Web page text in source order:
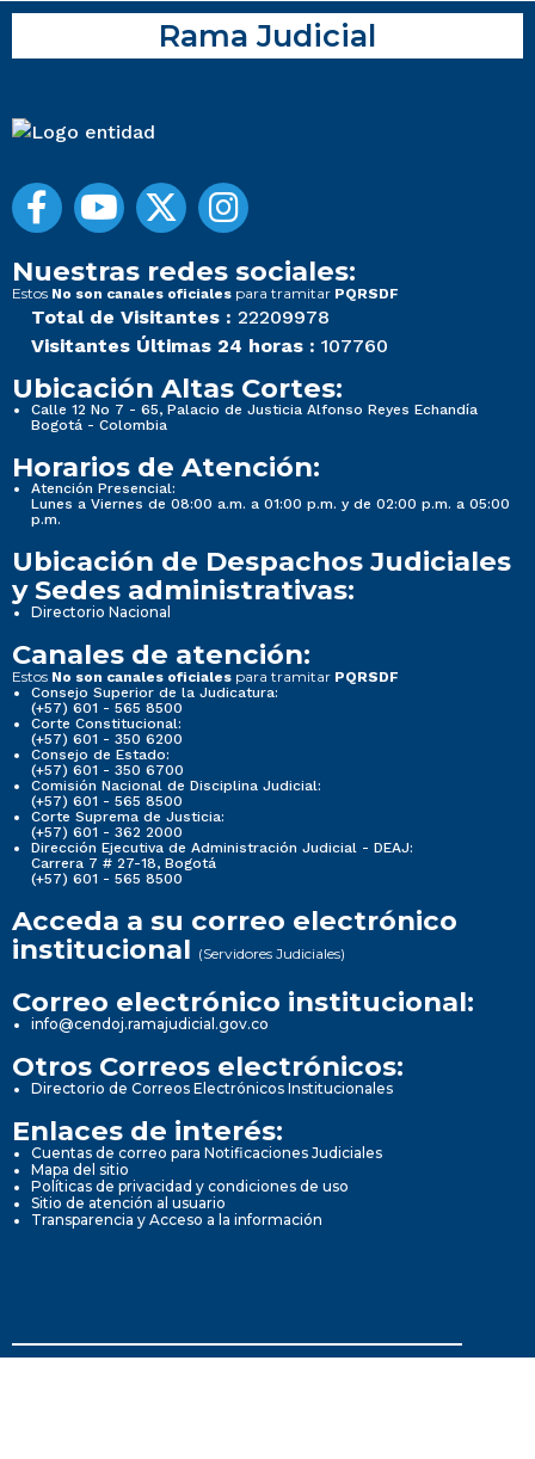
Rama Judicial
Nuestras redes sociales:
Estos No son canales oficiales para tramitar PQRSDF
Total de Visitantes : 22209978
Visitantes Últimas 24 horas : 107760
Ubicación Altas Cortes:
Calle 12 No 7 - 65, Palacio de Justicia Alfonso Reyes Echandía
Bogotá - Colombia
Horarios de Atención:
Atención Presencial:
Lunes a Viernes de 08:00 a.m. a 01:00 p.m. y de 02:00 p.m. a 05:00
p.m.
Ubicación de Despachos Judiciales
y Sedes administrativas:
Directorio Nacional
Canales de atención:
Estos No son canales oficiales para tramitar PQRSDF
Consejo Superior de la Judicatura:
(+57) 601 - 565 8500
Corte Constitucional:
(+57) 601 - 350 6200
Consejo de Estado:
(+57) 601 - 350 6700
Comisión Nacional de Disciplina Judicial:
(+57) 601 - 565 8500
Corte Suprema de Justicia:
(+57) 601 - 362 2000
Dirección Ejecutiva de Administración Judicial - DEAJ:
Carrera 7 # 27-18, Bogotá
(+57) 601 - 565 8500
Acceda a su correo electrónico
institucional (Servidores Judiciales)
Correo electrónico institucional:
info@cendoj.ramajudicial.gov.co
Otros Correos electrónicos:
Directorio de Correos Electrónicos Institucionales
Enlaces de interés:
Cuentas de correo para Notificaciones Judiciales
Mapa del sitio
Políticas de privacidad y condiciones de uso
Sitio de atención al usuario
Transparencia y Acceso a la información